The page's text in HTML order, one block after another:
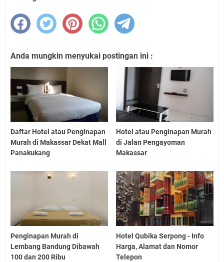
Anda mungkin menyukai postingan ini :
Daftar Hotel atau Penginapan
Murah di Makassar Dekat Mall
Panakukang
Hotel atau Penginapan Murah
di Jalan Pengayoman
Makassar
Penginapan Murah di
Lembang Bandung Dibawah
100 dan 200 Ribu
Hotel Qubika Serpong - Info
Harga, Alamat dan Nomor
Telepon